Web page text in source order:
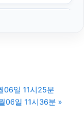
구리하수구막힘
신용카드현금화
06일 11시25분
06일 11시36분 »